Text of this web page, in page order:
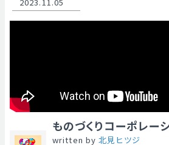
ものづくりコーポレー
written by北見ヒツジ